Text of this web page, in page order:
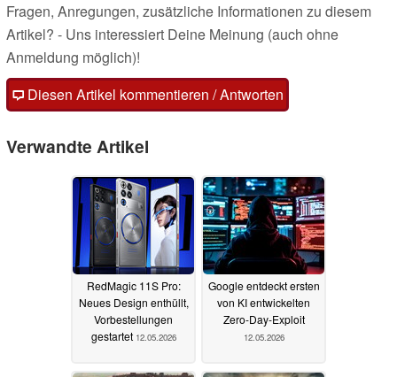
Fragen, Anregungen, zusätzliche Informationen zu diesem
Artikel? - Uns interessiert Deine Meinung (auch ohne
Anmeldung möglich)!
Diesen Artikel kommentieren / Antworten
Verwandte Artikel
RedMagic 11S Pro:
Neues Design enthüllt,
Vorbestellungen
gestartet 12.05.2026
Google entdeckt ersten
von KI entwickelten
Zero-Day-Exploit
12.05.2026